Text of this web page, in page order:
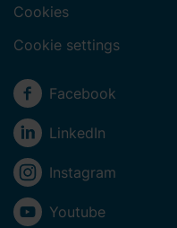
Cookies
Cookie settings
Social media
Facebook
LinkedIn
Instagram
Youtube